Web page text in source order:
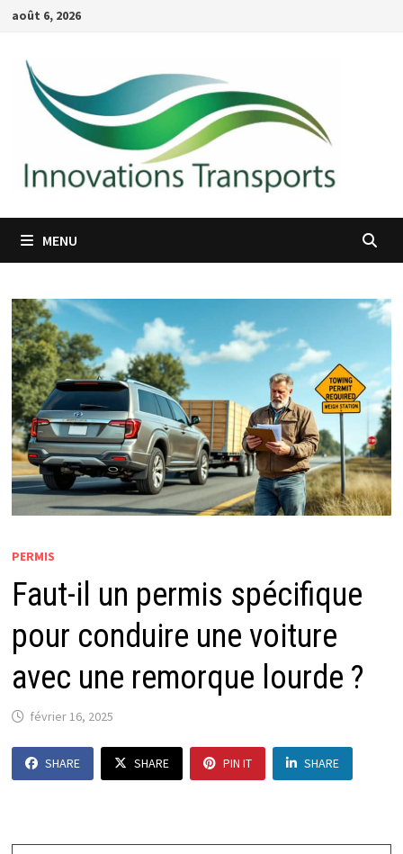
Passer
contenu
août 6, 2026
MENU
PERMIS
Faut-il un permis spécifique
pour conduire une voiture
avec une remorque lourde ?
février 16, 2025
SHARE SHARE PIN IT SHARE